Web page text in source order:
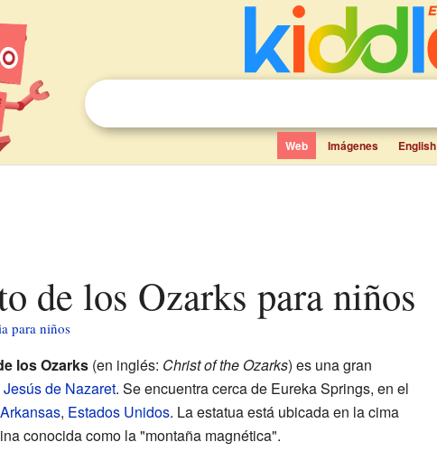
Web Imágenes English
de los Ozarks para niños
para niños
los Ozarks(en inglés: Christ of the Ozarks) es una gran
Jesús de Nazaret. Se encuentra cerca de Eureka Springs, en el
Arkansas, Estados Unidos. La estatua está ubicada en la cima
conocida como la "montaña magnética".